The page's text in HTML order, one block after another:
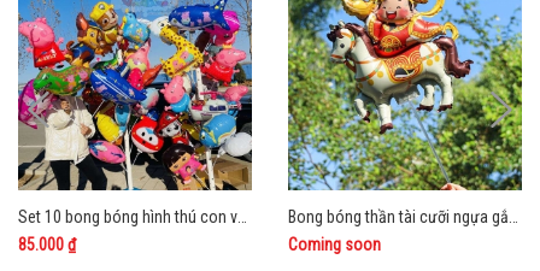
85.000 ₫
Coming soon